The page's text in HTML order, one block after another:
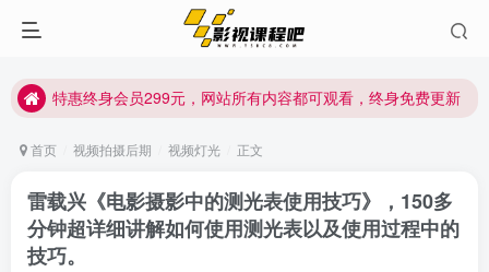
特惠终身会员299元，网站所有内容都可观看，终身免费更新
特惠终身会员299元，网站所有内容都可观看，终身免费更新
首页 视频拍摄后期 视频灯光 正文
雷载兴《电影摄影中的测光表使用技巧》，150多
分钟超详细讲解如何使用测光表以及使用过程中的
技巧。